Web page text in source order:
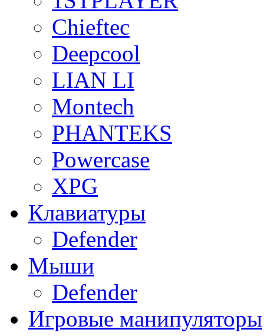
Chieftec
Deepcool
LIAN LI
Montech
PHANTEKS
Powercase
XPG
Клавиатуры
Defender
Мыши
Defender
Игровые манипуляторы